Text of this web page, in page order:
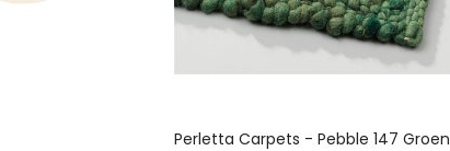
Perletta Carpets - Pebble 147 Groen